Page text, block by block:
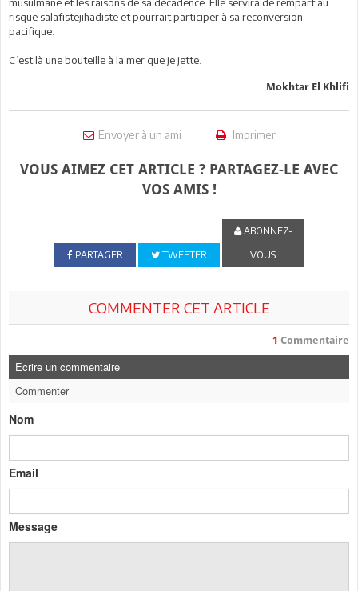
risque salafistejihadiste et pourrait participer à sa reconversion
pacifique.
C’est là une bouteille à la mer que je jette.
Mokhtar El Khlifi
Envoyer à un ami Imprimer
VOUS AIMEZ CET ARTICLE ? PARTAGEZ-LE AVEC
VOS AMIS !
PARTAGER TWEETER
ABONNEZ-
VOUS
COMMENTER CET ARTICLE
1 Commentaire
Ecrire un commentaire
Commenter
Nom
Email
Message